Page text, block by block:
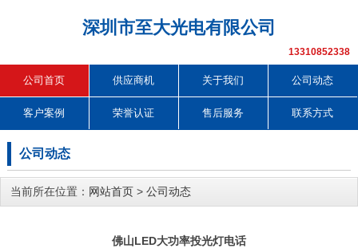
深圳市至大光电有限公司
13310852338
公司首页 供应商机 关于我们 公司动态
客户案例 荣誉认证 售后服务 联系方式
公司动态
当前所在位置： 网站首页 > 公司动态
佛山LED大功率投光灯电话